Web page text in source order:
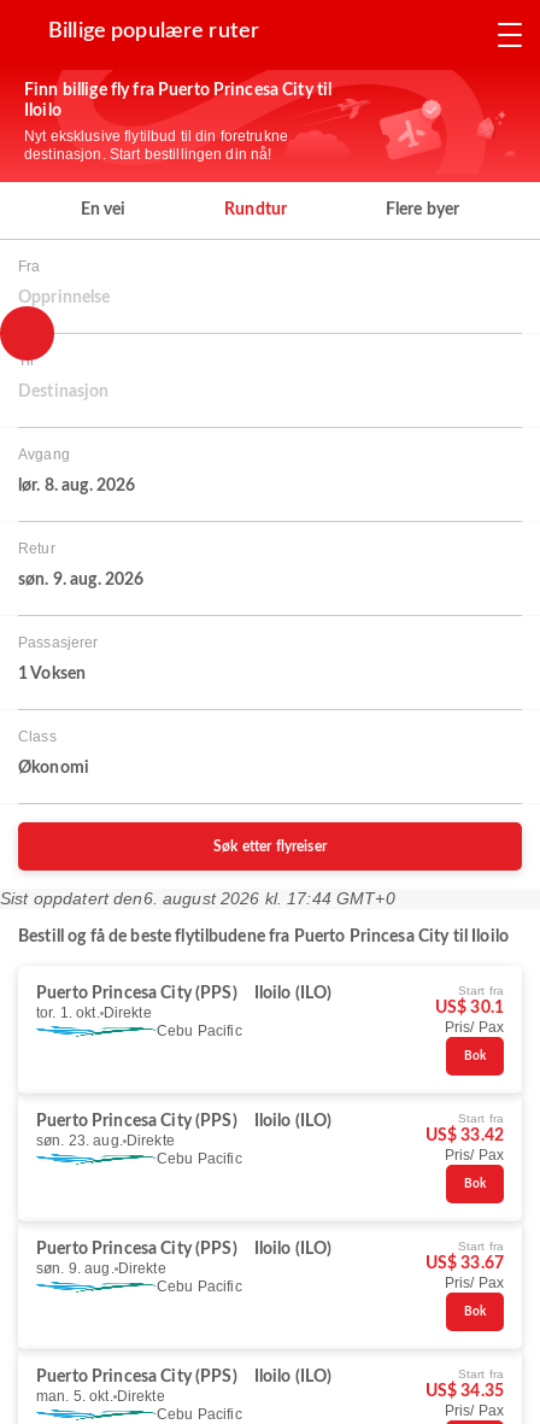
Billige populære ruter
Finn billige fly fra Puerto Princesa City til
Iloilo
Nyt eksklusive flytilbud til din foretrukne
destinasjon. Start bestillingen din nå!
En vei Rundtur Flere byer
Fra
Opprinnelse
Til
Destinasjon
Avgang
lør. 8. aug. 2026
Retur
søn. 9. aug. 2026
Passasjerer
1 Voksen
Class
Økonomi
Søk etter flyreiser
Sist oppdatert den6. august 2026 kl. 17:44 GMT+0
Bestill og få de beste flytilbudene fra Puerto Princesa City til Iloilo
Puerto Princesa City (PPS)
Iloilo (ILO)
tor. 1. okt. Direkte
Cebu Pacific
Start fra
US$ 30.1
Pris/ Pax
Bok
Puerto Princesa City (PPS)
Iloilo (ILO)
søn. 23. aug. Direkte
Cebu Pacific
Start fra
US$ 33.42
Pris/ Pax
Bok
Puerto Princesa City (PPS)
Iloilo (ILO)
søn. 9. aug. Direkte
Cebu Pacific
Start fra
US$ 33.67
Pris/ Pax
Bok
Puerto Princesa City (PPS)
Iloilo (ILO)
man. 5. okt. Direkte
Cebu Pacific
Start fra
US$ 34.35
Pris/ Pax